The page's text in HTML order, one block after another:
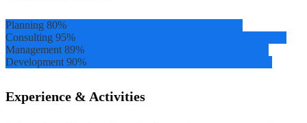
Planning 80%
Consulting 95%
Management 89%
Development 90%
Experience & Activities